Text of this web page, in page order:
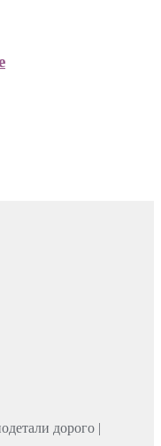
дорого |